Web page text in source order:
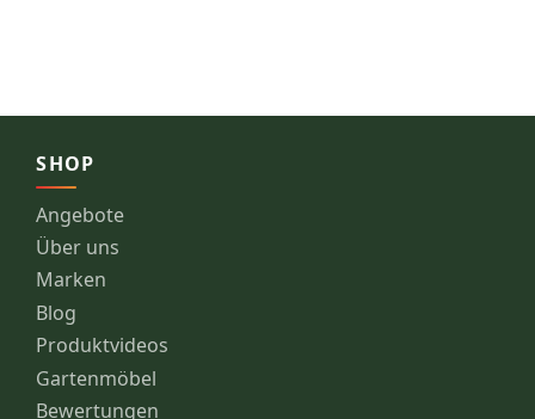
SHOP
Angebote
Über uns
Marken
Blog
Produktvideos
Gartenmöbel
Bewertungen